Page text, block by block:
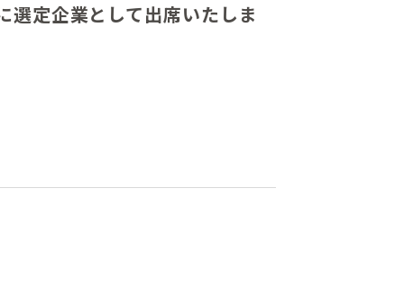
定企業として出席いたしま